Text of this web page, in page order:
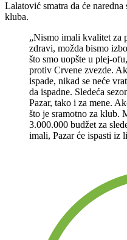
Lalatović smatra da će
kluba.
„Nismo imali kvalitet za
zdravi, možda bismo
što smo uopšte u plej-
protiv Crvene zvezde.
ispade, nikad se neće
da ispadne. Sledeća
Pazar, tako i za mene.
što je sramotno za klub.
3.000.000 budžet za
imali, Pazar će ispasti iz